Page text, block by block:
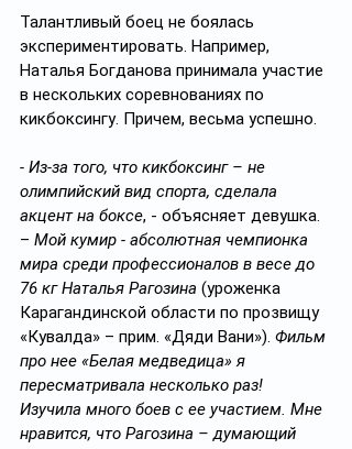
Талантливый боец не боялась
экспериментировать. Например,
Наталья Богданова принимала участие
в нескольких соревнованиях по
кикбоксингу. Причем, весьма успешно.
- Из-за того, что кикбоксинг – не
олимпийский вид спорта, сделала
акцент на боксе, - объясняет девушка.
– Мой кумир - абсолютная чемпионка
мира среди профессионалов в весе до
76 кг Наталья Рагозина (уроженка
Карагандинской области по прозвищу
«Кувалда» – прим. «Дяди Вани»). Фильм
про нее «Белая медведица» я
пересматривала несколько раз!
Изучила много боев с ее участием. Мне
нравится, что Рагозина – думающий